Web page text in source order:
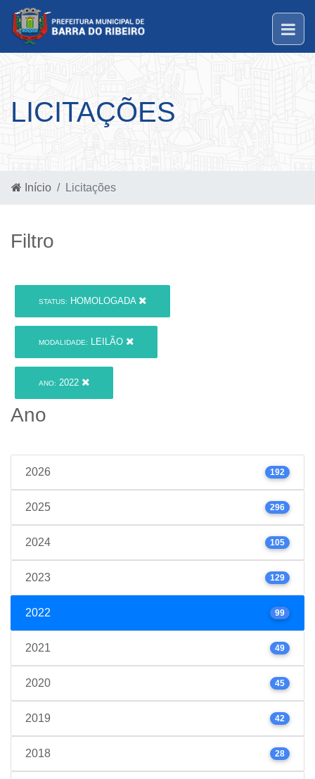
LICITAÇÕES
Início Licitações
Filtro
STATUS: HOMOLOGADA
MODALIDADE: LEILÃO
ANO: 2022
Ano
2026 192
2025 296
2024 105
2023 129
2022 99
2021 49
2020 45
2019 42
2018 28